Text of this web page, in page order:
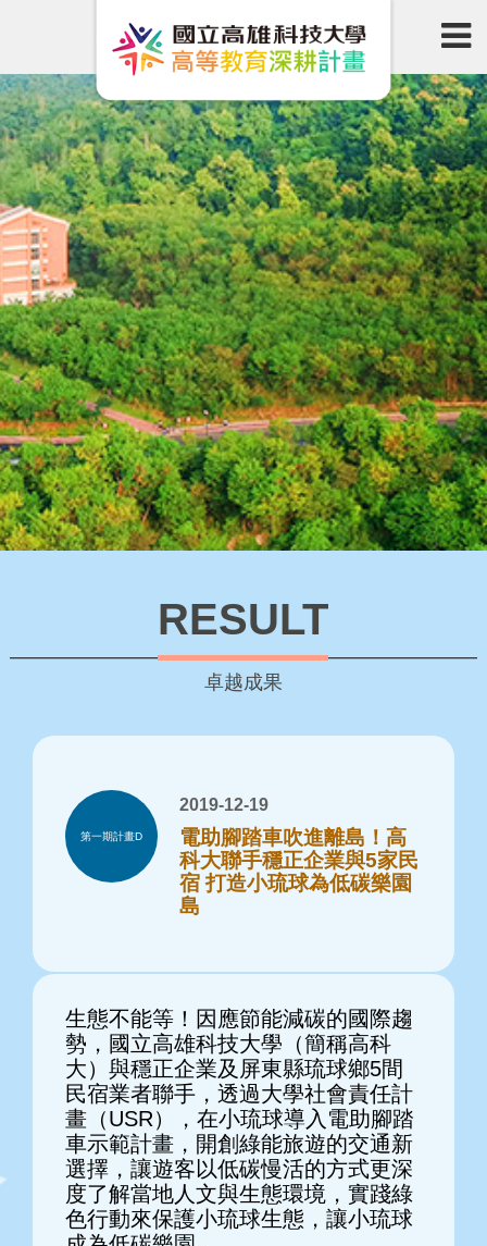
RESULT
卓越成果
第一期計畫D
2019-12-19
電助腳踏車吹進離島！高
科大聯手穩正企業與5家民
宿 打造小琉球為低碳樂園
島
生態不能等！因應節能減碳的國際趨
勢，國立高雄科技大學（簡稱高科
大）與穩正企業及屏東縣琉球鄉5間
民宿業者聯手，透過大學社會責任計
畫（USR），在小琉球導入電助腳踏
車示範計畫，開創綠能旅遊的交通新
選擇，讓遊客以低碳慢活的方式更深
度了解當地人文與生態環境，實踐綠
色行動來保護小琉球生態，讓小琉球